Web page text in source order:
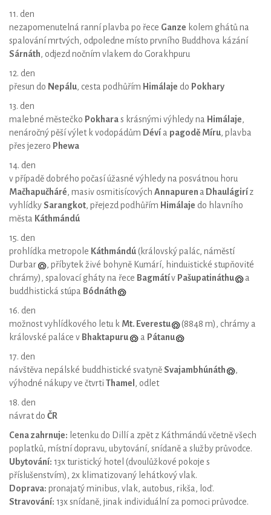
11. den
nezapomenutelná ranní plavba po řece Ganze kolem ghátů na
spalování mrtvých, odpoledne místo prvního Buddhova kázání
Sárnáth, odjezd nočním vlakem do Gorakhpuru
12. den
přesun do Nepálu, cesta podhůřím Himálaje do Pokhary
13. den
malebné městečko Pokharas krásnými výhledy na Himálaje,
nenáročný pěší výlet k vodopádům Déví a pagodě Míru, plavba
přes jezero Phewa
14. den
v případě dobrého počasí úžasné výhledy na posvátnou horu
Mačhapučháré, masiv osmitisícových Annapuren a Dhaulágiríz
vyhlídky Sarangkot, přejezd podhůřím Himálaje do hlavního
města Káthmándú
15. den
prohlídka metropole Káthmándú(královský palác, náměstí
Durbar
, příbytek živé bohyně Kumárí, hinduistické stupňovité
chrámy), spalovací gháty na řece Bagmátív Pašupatináthu
a
buddhistická stúpa Bódnáth
16. den
možnost vyhlídkového letu k Mt. Everestu
(8848 m), chrámy a
královské paláce v Bhaktapuru a Pátanu
17. den
návštěva nepálské buddhistické svatyně Svajambhúnáth
,
výhodné nákupy ve čtvrti Thamel , odlet
18. den
návrat do ČR
Cena zahrnuje: letenku do Dillí a zpět z Káthmándú včetně všech
poplatků, místní dopravu, ubytování, snídaně a služby průvodce.
Ubytování: 13x turistický hotel (dvoulůžkové pokoje s
příslušenstvím), 2x klimatizovaný lehátkový vlak.
Doprava: pronajatý minibus, vlak, autobus, rikša, loď.
Stravování: 13x snídaně, jinak individuální za pomoci průvodce.